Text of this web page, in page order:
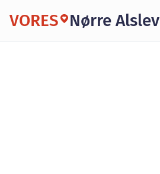
VORES Nørre Alslev